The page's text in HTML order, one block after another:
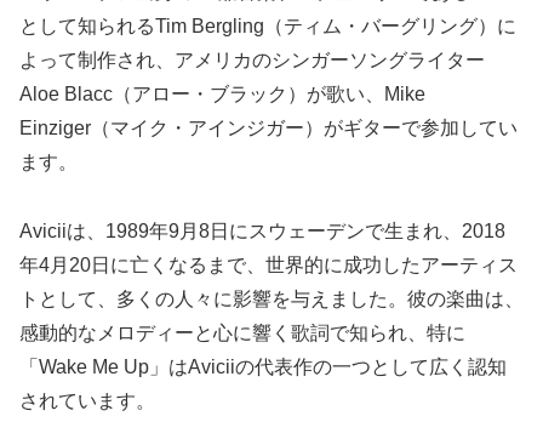
として知られるTim Bergling（ティム・バーグリング）に
よって制作され、アメリカのシンガーソングライター
Aloe Blacc（アロー・ブラック）が歌い、Mike
Einziger（マイク・アインジガー）がギターで参加してい
ます。
Aviciiは、1989年9月8日にスウェーデンで生まれ、2018
年4月20日に亡くなるまで、世界的に成功したアーティス
トとして、多くの人々に影響を与えました。彼の楽曲は、
感動的なメロディーと心に響く歌詞で知られ、特に
「Wake Me Up」はAviciiの代表作の一つとして広く認知
されています。